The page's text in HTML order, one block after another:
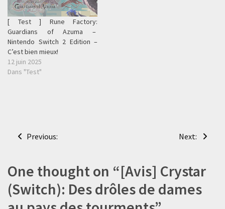
[ Test ] Rune Factory:
Guardians of Azuma –
Nintendo Switch 2 Edition –
C’est bien mieux!
12 juin 2025
Dans "Test"
Navigation
l’article
Previous: Next:
One thought on “[Avis] Crystar
(Switch): Des drôles de dames